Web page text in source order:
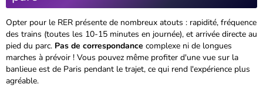
Opter pour le RER présente de nombreux atouts : rapidité, fréquence
des trains (toutes les 10-15 minutes en journée), et arrivée directe au
pied du parc. Pas de correspondance complexe ni de longues
marches à prévoir ! Vous pouvez même profiter d'une vue sur la
banlieue est de Paris pendant le trajet, ce qui rend l'expérience plus
agréable.